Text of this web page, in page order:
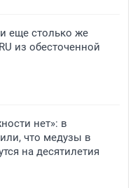
еще столько же
из обесточенной
нет»: в
что медузы в
на десятилетия